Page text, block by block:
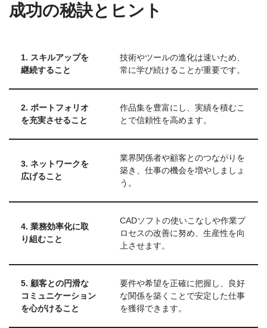
成功の秘訣とヒント
1. スキルアップを
継続すること
技術やツールの進化は速いため、
常に学び続けることが重要です。
2. ポートフォリオ
を充実させること
作品集を豊富にし、実績を積むこ
とで信頼性を高めます。
3. ネットワークを
広げること
業界関係者や顧客とのつながりを
築き、仕事の機会を増やしましょ
う。
4. 業務効率化に取
り組むこと
CADソフトの使いこなしや作業プ
ロセスの改善に努め、生産性を向
上させます。
5. 顧客との円滑な
コミュニケーション
を心がけること
要件や希望を正確に把握し、良好
な関係を築くことで安定した仕事
を獲得できます。